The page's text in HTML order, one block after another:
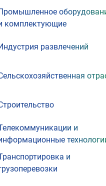
комплектующие
развлечений
и
и